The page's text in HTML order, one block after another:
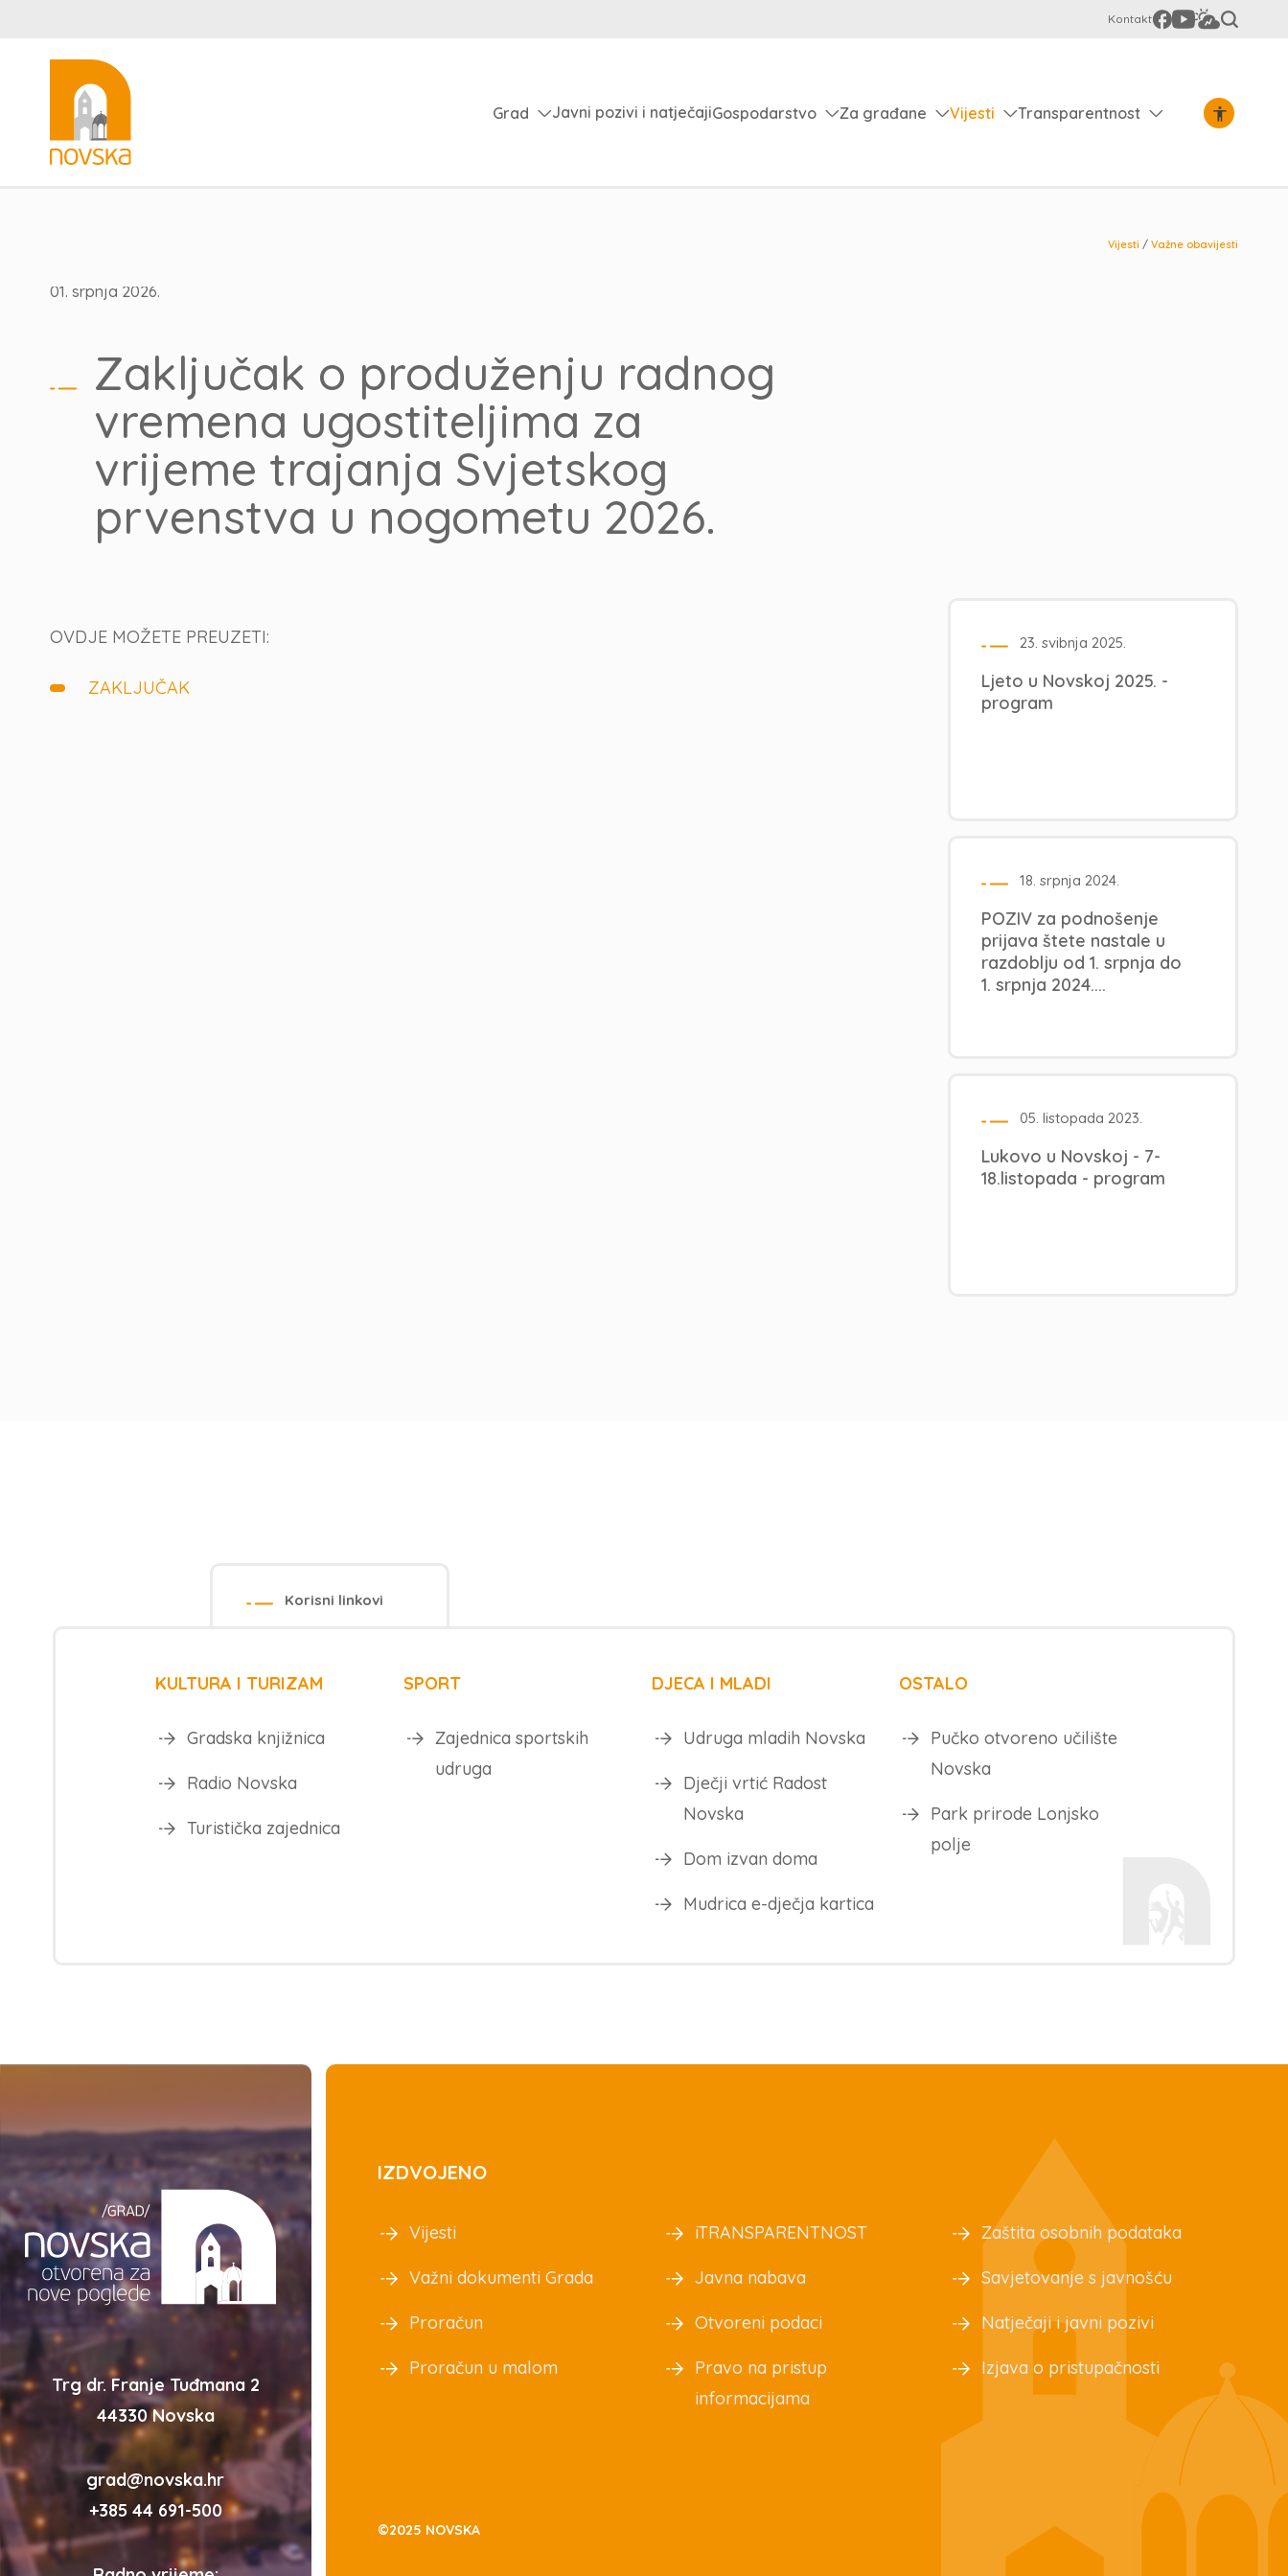
Kontakt
Grad Javni pozivi i natječajiGospodarstvo Za građane Vijesti Transparentnost
Vijesti / Važne obavijesti
01. srpnja 2026.
Zaključak o produženju radnog
vremena ugostiteljima za
vrijeme trajanja Svjetskog
prvenstva u nogometu 2026.
OVDJE MOŽETE PREUZETI:
ZAKLJUČAK
23. svibnja 2025.
Ljeto u Novskoj 2025. -
program
18. srpnja 2024.
POZIV za podnošenje
prijava štete nastale u
razdoblju od 1. srpnja do
1. srpnja 2024....
05. listopada 2023.
Lukovo u Novskoj - 7-
18.listopada - program
Korisni linkovi
KULTURA I TURIZAM
Gradska knjižnica
Radio Novska
Turistička zajednica
SPORT
Zajednica sportskih
udruga
DJECA I MLADI
Udruga mladih Novska
Dječji vrtić Radost
Novska
Dom izvan doma
Mudrica e-dječja kartica
OSTALO
Pučko otvoreno učilište
Novska
Park prirode Lonjsko
polje
Trg dr. Franje Tuđmana 2
44330 Novska
grad@novska.hr
+385 44 691-500
IZDVOJENO
Vijesti
Važni dokumenti Grada
Proračun
Proračun u malom
iTRANSPARENTNOST
Javna nabava
Otvoreni podaci
Pravo na pristup
informacijama
Zaštita osobnih podataka
Savjetovanje s javnošću
Natječaji i javni pozivi
Izjava o pristupačnosti
©2025 NOVSKA